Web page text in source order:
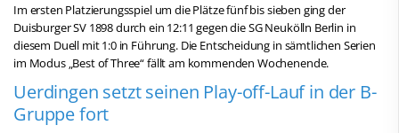
Im ersten Platzierungsspiel um die Plätze fünf bis sieben ging der
Duisburger SV 1898 durch ein 12:11 gegen die SG Neukölln Berlin in
diesem Duell mit 1:0 in Führung. Die Entscheidung in sämtlichen Serien
im Modus „Best of Three“ fällt am kommenden Wochenende.
Uerdingen setzt seinen Play-off-Lauf in der B-
Gruppe fort